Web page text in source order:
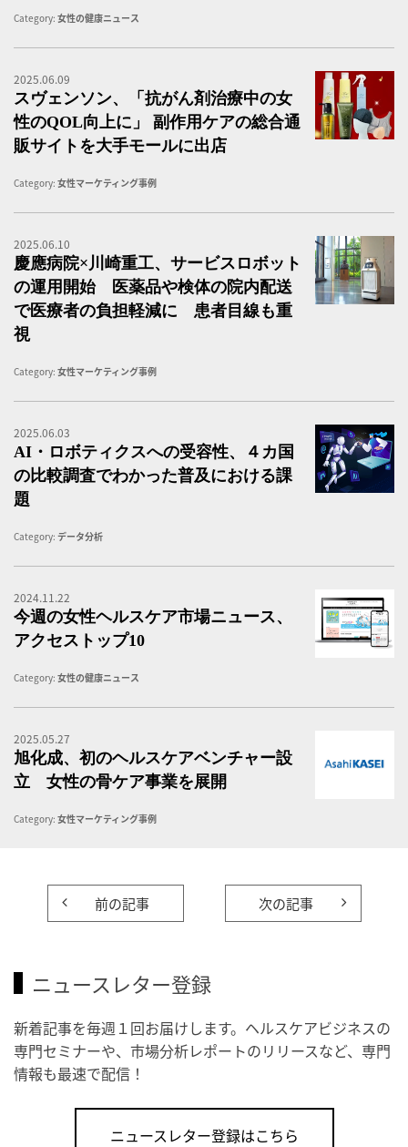
Category: 女性の健康ニュース
2025.06.09
スヴェンソン、「抗がん剤治療中の女
性のQOL向上に」 副作用ケアの総合通
販サイトを大手モールに出店
Category: 女性マーケティング事例
2025.06.10
慶應病院×川崎重工、サービスロボット
の運用開始 医薬品や検体の院内配送
で医療者の負担軽減に 患者目線も重
視
Category: 女性マーケティング事例
2025.06.03
AI・ロボティクスへの受容性、４カ国
の比較調査でわかった普及における課
題
Category: データ分析
2024.11.22
今週の女性ヘルスケア市場ニュース、
アクセストップ10
Category: 女性の健康ニュース
2025.05.27
旭化成、初のヘルスケアベンチャー設
立 女性の骨ケア事業を展開
Category: 女性マーケティング事例
前の記事 次の記事
ニュースレター登録
新着記事を毎週１回お届けします。ヘルスケアビジネスの
専門セミナーや、市場分析レポートのリリースなど、専門
情報も最速で配信！
ニュースレター登録はこちら